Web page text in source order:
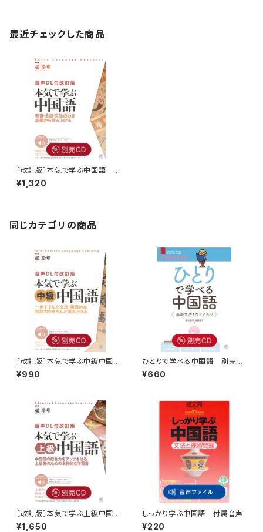
最近チェックした商品
［改訂版］本気で学ぶ中国語 別
売CD（4枚セット）
¥1,320
同じカテゴリの商品
［改訂版］本気で学ぶ中級中国
語 別売CD（3枚セット）
¥990
ひとりで学べる中国語 別売C
D（2枚セット）
¥660
［改訂版］本気で学ぶ上級中国
語 別売CD（5枚セット）
¥1,650
しっかり学ぶ中国語 付属音声
¥220